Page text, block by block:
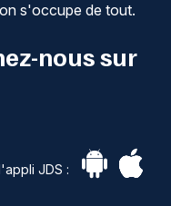
s'occupe de tout.
nous sur
JDS :